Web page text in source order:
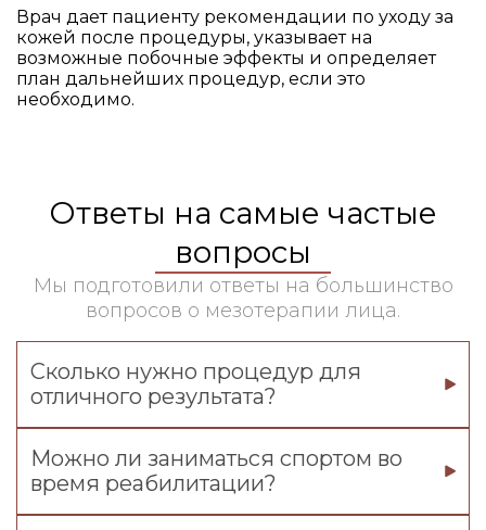
Врач дает пациенту рекомендации по уходу за
кожей после процедуры, указывает на
возможные побочные эффекты и определяет
план дальнейших процедур, если это
необходимо.
Ответы на самые частые
вопросы
Мы подготовили ответы на большинство
вопросов о мезотерапии лица.
Сколько нужно процедур для
отличного результата?
Можно ли заниматься спортом во
время реабилитации?